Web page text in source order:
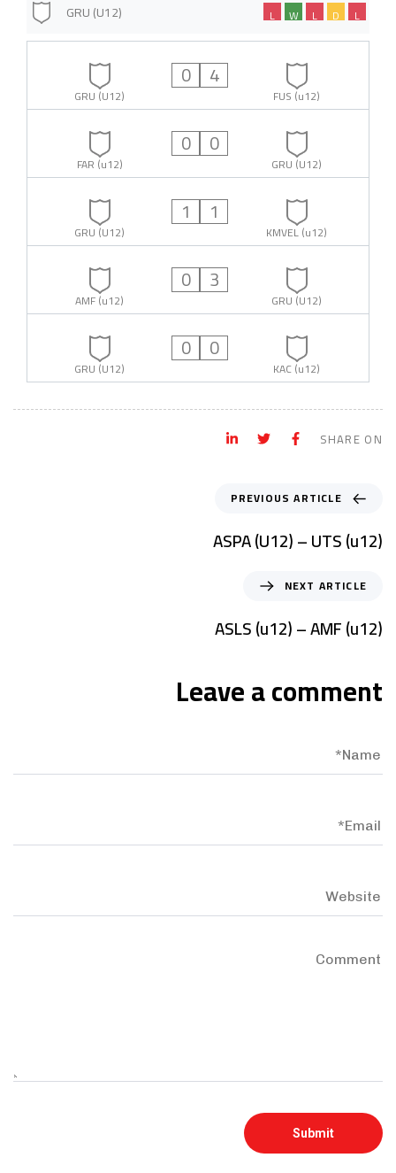
GRU (U12) L
D
L
W
L
GRU (U12)
0 4
FUS (u12)
FAR (u12)
0 0
GRU (U12)
GRU (U12)
1 1
KMVEL (u12)
AMF (u12)
0 3
GRU (U12)
GRU (U12)
0 0
KAC (u12)
SHARE ON
PREVIOUS ARTICLE
ASPA (U12) – UTS (u12)
NEXT ARTICLE
ASLS (u12) – AMF (u12)
Leave a comment